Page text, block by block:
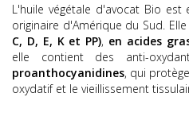
L'huile végétale d'avocat Bio
originaire d'Amérique du Sud.
C, D, E, K et PP), en acides
elle contient des anti-
proanthocyanidines, qui
oxydatif et le vieillissement